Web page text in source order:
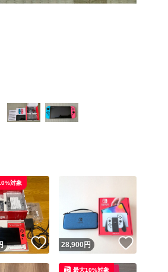
いいね！
対象
28,900 円
最大10%対象